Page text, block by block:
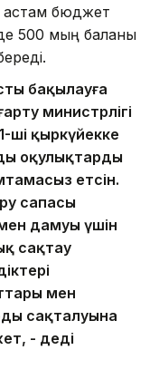
астам бюджет
500 мың баланы
бақылауға
министрлігі
1-ші қыркүйекке
оқулықтардың
етсін.
сапасы
дамуы үшін
сақтау
мен
сақталуына
- деді